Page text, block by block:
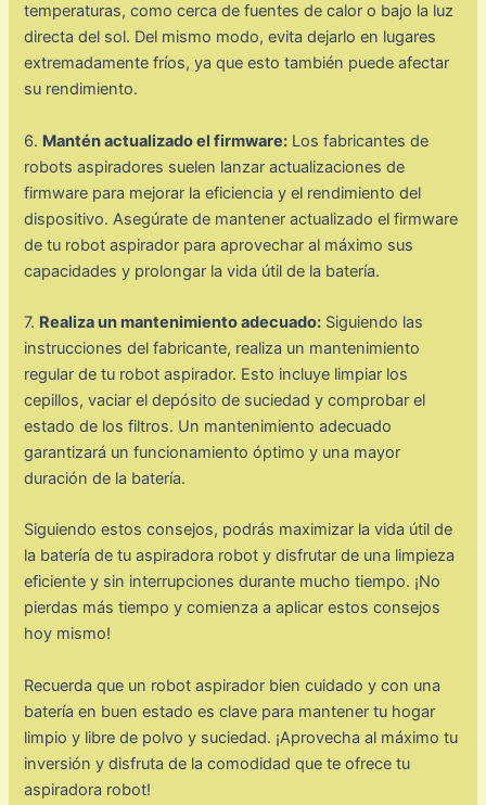
temperaturas, como cerca de fuentes de calor o bajo la luz
directa del sol. Del mismo modo, evita dejarlo en lugares
extremadamente fríos, ya que esto también puede afectar
su rendimiento.
6. Mantén actualizado el firmware: Los fabricantes de
robots aspiradores suelen lanzar actualizaciones de
firmware para mejorar la eficiencia y el rendimiento del
dispositivo. Asegúrate de mantener actualizado el firmware
de tu robot aspirador para aprovechar al máximo sus
capacidades y prolongar la vida útil de la batería.
7. Realiza un mantenimiento adecuado: Siguiendo las
instrucciones del fabricante, realiza un mantenimiento
regular de tu robot aspirador. Esto incluye limpiar los
cepillos, vaciar el depósito de suciedad y comprobar el
estado de los filtros. Un mantenimiento adecuado
garantizará un funcionamiento óptimo y una mayor
duración de la batería.
Siguiendo estos consejos, podrás maximizar la vida útil de
la batería de tu aspiradora robot y disfrutar de una limpieza
eficiente y sin interrupciones durante mucho tiempo. ¡No
pierdas más tiempo y comienza a aplicar estos consejos
hoy mismo!
Recuerda que un robot aspirador bien cuidado y con una
batería en buen estado es clave para mantener tu hogar
limpio y libre de polvo y suciedad. ¡Aprovecha al máximo tu
inversión y disfruta de la comodidad que te ofrece tu
aspiradora robot!